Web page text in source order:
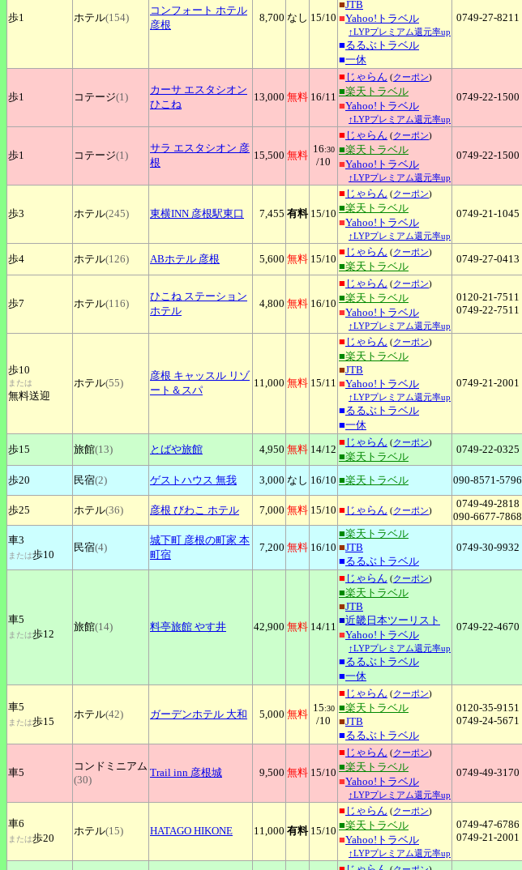
歩1 ホテル(154)
コンフォート ホテル
彦根
8,700 なし 15/10
■JTB
■Yahoo!トラベル
↑LYPプレミアム還元率up
■るるぶトラベル
■一休
0749-27-8211
歩1 コテージ(1)
カーサ エスタシオン
ひこね
13,000 無料 16/11
■ じゃらん (クーポン)
■楽天トラベル
■Yahoo!トラベル
↑LYPプレミアム還元率up
0749-22-1500
歩1 コテージ(1)
サラ エスタシオン 彦
根
15,500 無料
16:30
/10
■ じゃらん (クーポン)
■楽天トラベル
■Yahoo!トラベル
↑LYPプレミアム還元率up
0749-22-1500
歩3 ホテル(245) 東横INN 彦根駅東口 7,455 有料 15/10
■ じゃらん (クーポン)
■楽天トラベル
■Yahoo!トラベル
↑LYPプレミアム還元率up
0749-21-1045
歩4 ホテル(126) ABホテル 彦根 5,600 無料 15/10
■ じゃらん (クーポン)
■楽天トラベル
0749-27-0413
歩7 ホテル(116)
ひこね ステーション
ホテル
4,800 無料 16/10
■ じゃらん (クーポン)
■楽天トラベル
■Yahoo!トラベル
↑LYPプレミアム還元率up
0120-21-7511
0749-22-7511
歩10
または
無料送迎
ホテル(55)
彦根 キャッスル リゾ
ート＆スパ
11,000 無料 15/11
■ じゃらん (クーポン)
■楽天トラベル
■JTB
■Yahoo!トラベル
↑LYPプレミアム還元率up
■るるぶトラベル
■一休
0749-21-2001
歩15 旅館(13) とばや旅館 4,950 無料 14/12
■ じゃらん (クーポン)
■楽天トラベル
0749-22-0325
歩20 民宿(2) ゲストハウス 無我 3,000 なし 16/10 ■楽天トラベル 090-8571-5796
歩25 ホテル(36) 彦根 びわこ ホテル 7,000 無料 15/10 ■ じゃらん (クーポン)
0749-49-2818
090-6677-7868
車3
または歩10
民宿(4)
城下町 彦根の町家 本
町宿
7,200 無料 16/10
■楽天トラベル
■JTB
■るるぶトラベル
0749-30-9932
車5
または歩12
旅館(14) 料亭旅館 やす井 42,900 無料 14/11
■ じゃらん (クーポン)
■楽天トラベル
■JTB
■近畿日本ツーリスト
■Yahoo!トラベル
↑LYPプレミアム還元率up
■るるぶトラベル
■一休
0749-22-4670
車5
または歩15
ホテル(42) ガーデンホテル 大和 5,000 無料
15:30
/10
■ じゃらん (クーポン)
■楽天トラベル
■JTB
■るるぶトラベル
0120-35-9151
0749-24-5671
車5
コンドミニアム
(30)
Trail inn 彦根城 9,500 無料 15/10
■ じゃらん (クーポン)
■楽天トラベル
■Yahoo!トラベル
↑LYPプレミアム還元率up
0749-49-3170
車6
または歩20
ホテル(15) HATAGO HIKONE 11,000 有料 15/10
■ じゃらん (クーポン)
■楽天トラベル
■Yahoo!トラベル
↑LYPプレミアム還元率up
0749-47-6786
0749-21-2001